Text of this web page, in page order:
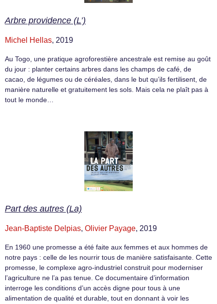
Arbre providence (L’)
Michel Hellas, 2019
Au Togo, une pratique agroforestière ancestrale est remise au goût
du jour : planter certains arbres dans les champs de café, de
cacao, de légumes ou de céréales, dans le but qu’ils fertilisent, de
manière naturelle et gratuitement les sols. Mais cela ne plaît pas à
tout le monde…
Part des autres (La)
Jean-Baptiste Delpias, Olivier Payage, 2019
En 1960 une promesse a été faite aux femmes et aux hommes de
notre pays : celle de les nourrir tous de manière satisfaisante. Cette
promesse, le complexe agro-industriel construit pour moderniser
l’agriculture ne l’a pas tenue. Ce documentaire d’information
interroge les conditions d’un accès digne pour tous à une
alimentation de qualité et durable, tout en donnant à voir les